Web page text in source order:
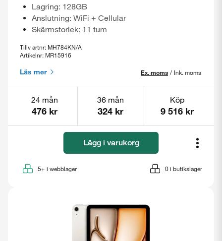
Lagring: 128GB
Anslutning: WiFi + Cellular
Skärmstorlek: 11 tum
Tillv artnr: MH784KN/A
Artikelnr: MR15916
Läs mer Ex. moms / Ink. moms
24 mån
476 kr
36 mån
324 kr
Köp
9 516 kr
Lägg i varukorg
5+ i webblager 0 i butikslager